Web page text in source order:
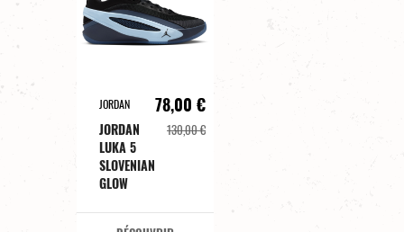
JORDAN
JORDAN
LUKA 5
SLOVENIAN
GLOW
78,00 €
130,00 €